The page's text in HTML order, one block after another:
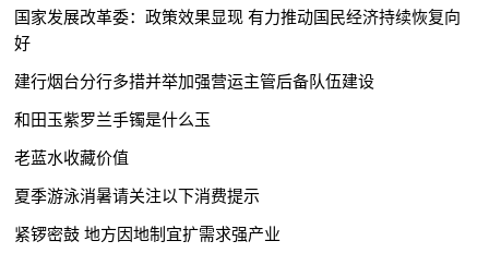
国家发展改革委：政策效果显现 有力推动国民经济持续恢复向
好
建行烟台分行多措并举加强营运主管后备队伍建设
和田玉紫罗兰手镯是什么玉
老蓝水收藏价值
夏季游泳消暑请关注以下消费提示
紧锣密鼓 地方因地制宜扩需求强产业